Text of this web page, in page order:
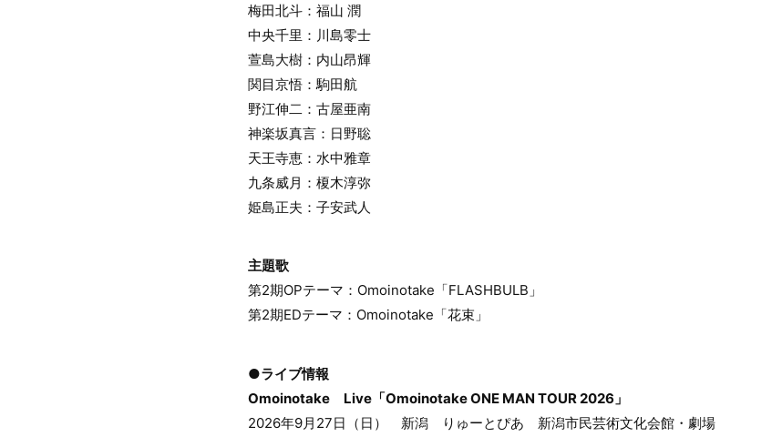
梅田北斗：福山 潤
中央千里：川島零士
萱島大樹：内山昂輝
関目京悟：駒田航
野江伸二：古屋亜南
神楽坂真言：日野聡
天王寺恵：水中雅章
九条威月：榎木淳弥
姫島正夫：子安武人
主題歌
第2期OPテーマ：Omoinotake「FLASHBULB」
第2期EDテーマ：Omoinotake「花束」
●ライブ情報
Omoinotake Live「Omoinotake ONE MAN TOUR 2026」
2026年9月27日（日） 新潟 りゅーとぴあ 新潟市民芸術文化会館・劇場